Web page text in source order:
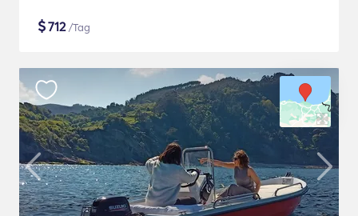
$712/Tag